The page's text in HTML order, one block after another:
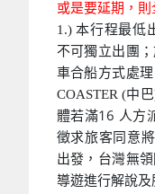
或是要延期，則
1.) 本行程最低
不可獨立出團
車合船方式處
COASTER (中
體若滿16 人方
徵求旅客同意
出發，台灣無
導遊進行解說及